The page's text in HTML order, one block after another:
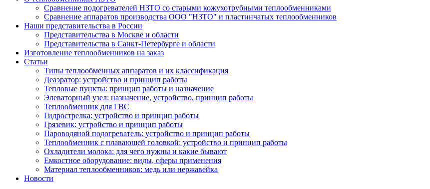
Сравнение подогревателей НЗТО со старыми кожухотрубными теплообменниками
Сравнение аппаратов производства ООО "НЗТО" и пластинчатых теплообменников
Наши представительства в России
Представительства в Москве и области
Представительства в Санкт-Петербурге и области
Изготовление теплообменников на заказ
Статьи
Типы теплообменных аппаратов и их классификация
Деаэратор: устройство и принцип работы
Тепловые пункты: принцип работы и назначение
Элеваторный узел: назначение, устройство, принцип работы
Теплообменник для ГВС
Гидрострелка: устройство и принцип работы
Грязевик: устройство и принцип работы
Пароводяной подогреватель: устройство и принцип работы
Теплообменник с плавающей головкой: устройство и принцип работы
Охладители молока: для чего нужны и какие бывают
Емкостное оборудование: виды, сферы применения
Материал теплообменников: медь или нержавейка
Новости